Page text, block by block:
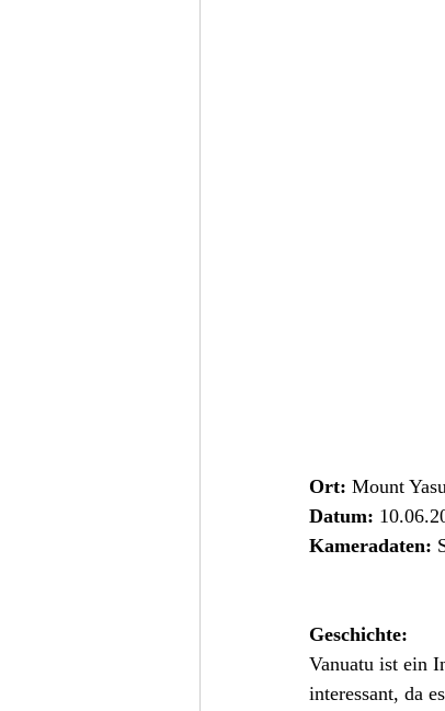
Ort: Mount
Datum:
Kameradaten:
Geschichte:
Vanuatu ist ein
interessant, da